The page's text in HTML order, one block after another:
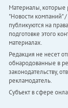
Материалы, которые
"Новости компаний"
публикуются на
подготовке этого
материалах.
Редакция не несет
обнародованные в
законодательству,
рекламодатель.
Субъект в сфере